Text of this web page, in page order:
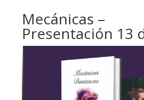
Mecánicas –
Presentación 13